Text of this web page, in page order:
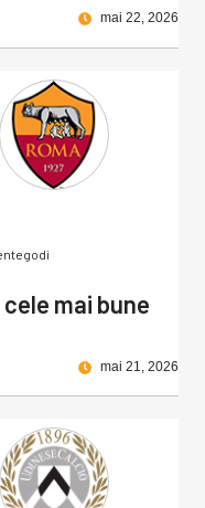
mai 22, 2026
mai bune
mai 21, 2026